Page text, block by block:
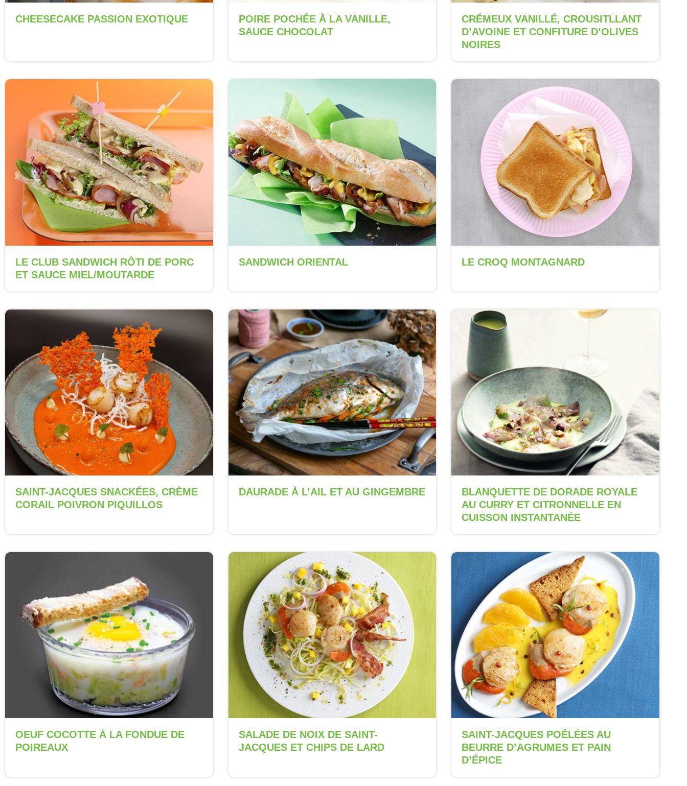
CHEESECAKE PASSION EXOTIQUE
POIRE POCHÉE À LA VANILLE,
SAUCE CHOCOLAT
CRÉMEUX VANILLÉ, CROUSITLLANT
D’AVOINE ET CONFITURE D’OLIVES
NOIRES
LE CLUB SANDWICH RÔTI DE PORC
ET SAUCE MIEL/MOUTARDE
SANDWICH ORIENTAL LE CROQ MONTAGNARD
SAINT-JACQUES SNACKÉES, CRÈME
CORAIL POIVRON PIQUILLOS
DAURADE À L’AIL ET AU GINGEMBRE
BLANQUETTE DE DORADE ROYALE
AU CURRY ET CITRONNELLE EN
CUISSON INSTANTANÉE
OEUF COCOTTE À LA FONDUE DE
POIREAUX
SALADE DE NOIX DE SAINT-
JACQUES ET CHIPS DE LARD
SAINT-JACQUES POÊLÉES AU
BEURRE D’AGRUMES ET PAIN
D’ÉPICE